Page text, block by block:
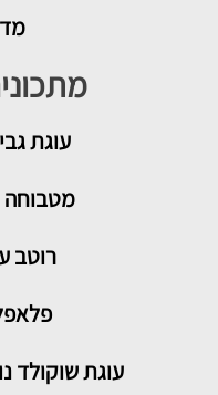
עוגת
רוטב
עוגת שוקולד